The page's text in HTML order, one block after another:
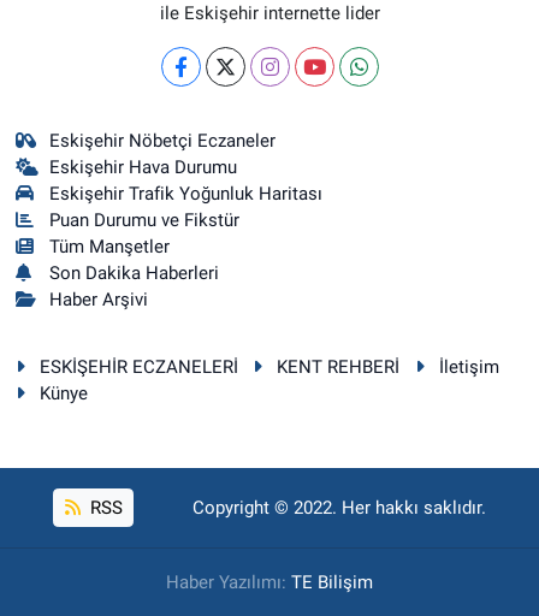
ile Eskişehir internette lider
Eskişehir Nöbetçi Eczaneler
Eskişehir Hava Durumu
Eskişehir Trafik Yoğunluk Haritası
Puan Durumu ve Fikstür
Tüm Manşetler
Son Dakika Haberleri
Haber Arşivi
ESKİŞEHİR ECZANELERİ KENT REHBERİ
İletişim
Künye
RSS Copyright © 2022. Her hakkı saklıdır.
Haber Yazılımı: TE Bilişim